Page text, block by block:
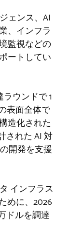
ェンス、AI
、インフラ
監視などの
ートしてい
ウンドで 1
表面全体で
造化された
された AI 対
開発を支援
インフラス
めに、2026
ドルを調達